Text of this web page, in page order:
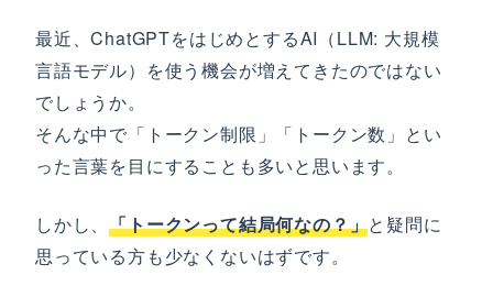
最近、ChatGPTをはじめとするAI（LLM: 大規模
言語モデル）を使う機会が増えてきたのではない
でしょうか。
そんな中で「トークン制限」「トークン数」とい
った言葉を目にすることも多いと思います。
しかし、「トークンって結局何なの？」と疑問に
思っている方も少なくないはずです。